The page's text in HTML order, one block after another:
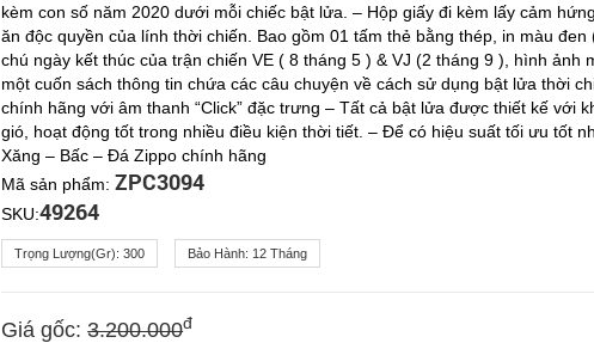
kèm con số năm 2020 dưới mỗi chiếc bật lửa. – Hộp giấy đi kèm lấy cảm
ăn độc quyền của lính thời chiến. Bao gồm 01 tấm thẻ bằng thép, in màu đen
chú ngày kết thúc của trận chiến VE ( 8 tháng 5 ) & VJ (2 tháng 9 ), hình ảnh
một cuốn sách thông tin chứa các câu chuyện về cách sử dụng bật lửa thời
chính hãng với âm thanh “Click” đặc trưng – Tất cả bật lửa được thiết kế với
gió, hoạt động tốt trong nhiều điều kiện thời tiết. – Để có hiệu suất tối ưu tốt
Xăng – Bấc – Đá Zippo chính hãng
Mã sản phẩm:ZPC3094
SKU:49264
Trọng Lượng(gr):300 Bảo Hành: 12 Tháng
Giá gốc: 3.200.000đ